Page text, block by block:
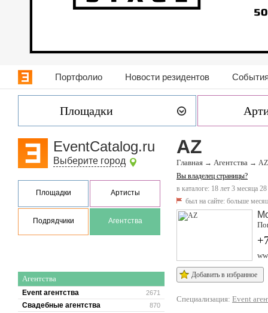
Портфолио Новости резидентов
Площадки
EventCatalog.ru
Выберите город
Площадки Артисты
Подрядчики Агентства
Агентства
2671
Event агентства
870
Свадебные агентства
AZ
Главная → Агентства → AZ
Вы владелец страницы?
в каталоге: 18 лет 3 месяца
был на сайте: больше
Добавить в избранное
Специализация: Event